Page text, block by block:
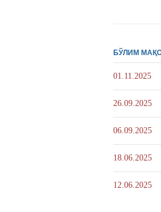
БЎЛИМ
01.11.2025
26.09.2025
06.09.2025
18.06.2025
12.06.2025